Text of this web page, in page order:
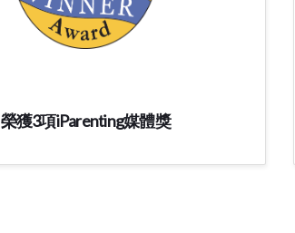
榮獲3項iParenting媒體獎